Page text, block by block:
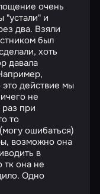
очень
"устали" и
два. Взяли
был
хоть
давала
действие мы
не
при
то
ошибаться)
возможно она
в
тк она не
Одно